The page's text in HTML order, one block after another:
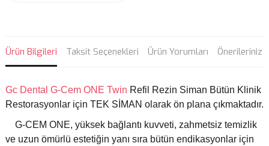
Ürün Bilgileri Taksit Seçenekleri Ürün Yorumları Önerileriniz
Gc Dental G-Cem ONE Twin Refil Rezin Siman Bütün Klinik
Restorasyonlar için TEK SİMAN olarak ön plana çıkmaktadır.
G-CEM ONE, yüksek bağlantı kuvveti, zahmetsiz temizlik
ve uzun ömürlü estetiğin yanı sıra bütün endikasyonlar için